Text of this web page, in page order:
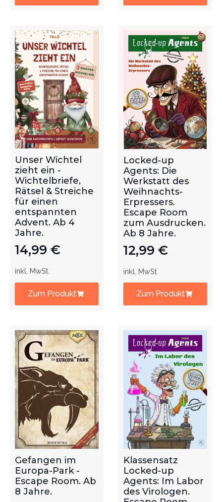
Unser Wichtel
zieht ein -
Wichtelbriefe,
Rätsel & Streiche
für einen
entspannten
Advent. Ab 4
Jahre.
14,99 €
inkl. MwSt.
Zum Produkt
Locked-up
Agents: Die
Werkstatt des
Weihnachts-
Erpressers.
Escape Room
zum Ausdrucken.
Ab 8 Jahre.
12,99 €
inkl. MwSt.
Zum Produkt
Gefangen im
Europa-Park -
Escape Room. Ab
8 Jahre.
Klassensatz
Locked-up
Agents: Im Labor
des Virologen.